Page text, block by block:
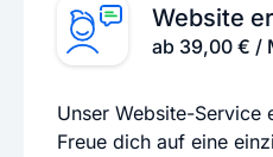
Website
ab 39,00 € /
Unser Website-Service
Freue dich auf eine